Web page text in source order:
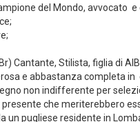
del Mondo, avvocato
Cantante, Stilista, figlia di
e abbastanza completa
non indifferente per
che meriterebbero
un pugliese residente in